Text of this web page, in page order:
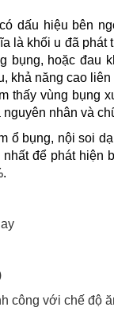
dấu hiệu bên
là khối u đã phát
bụng, hoặc đau
khả năng cao
thấy vùng bụng
nhân và
ổ bụng, nội soi
để phát hiện
công với chế độ